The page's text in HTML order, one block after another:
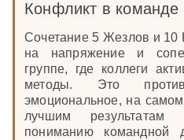
Конфликт в команде
Сочетание 5 Жезлов и 10
на напряжение и
группе, где коллеги
методы. Это
эмоциональное, на
лучшим
пониманию командной